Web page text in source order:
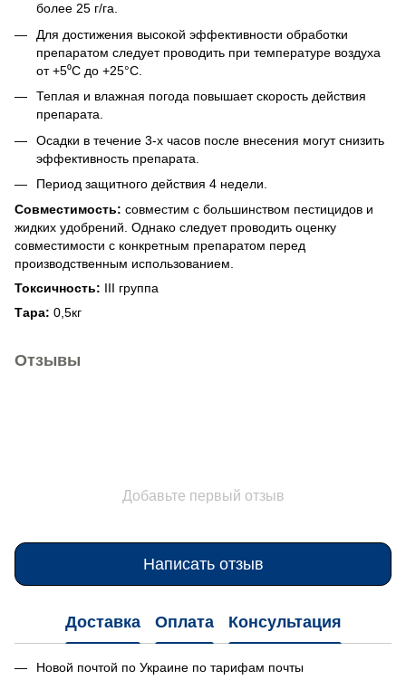
более 25 г/га.
Для достижения высокой эффективности обработки
препаратом следует проводить при температуре воздуха
от +5⁰С до +25°С.
Теплая и влажная погода повышает скорость действия
препарата.
Осадки в течение 3-х часов после внесения могут снизить
эффективность препарата.
Период защитного действия 4 недели.
Совместимость: совместим с большинством пестицидов и
жидких удобрений. Однако следует проводить оценку
совместимости с конкретным препаратом перед
производственным использованием.
Токсичность: ІІI группа
Тара: 0,5кг
Отзывы
Добавьте первый отзыв
Написать отзыв
Доставка Оплата Консультация
Новой почтой по Украине по тарифам почты